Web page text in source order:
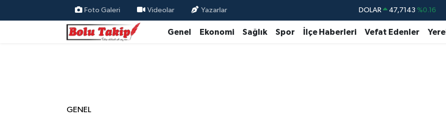
Foto Galeri Videolar Yazarlar DOLAR 47,7143 %0.16
EURO 55,0317 %-0.02
Genel Ekonomi Sağlık Spor İlçe Haberleri Vefat Edenler Yerel
GENEL